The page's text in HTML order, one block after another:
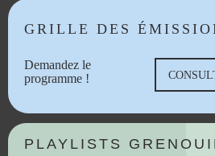
GRILLE DES
Demandez le
programme !
PLAYLISTS